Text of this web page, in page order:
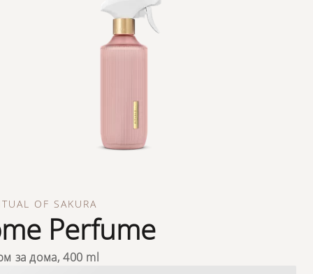
OF SAKURA
Perfume
за дома, 400 ml